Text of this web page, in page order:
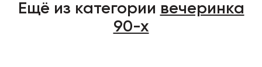
Ещё из категории вечеринка
90-х